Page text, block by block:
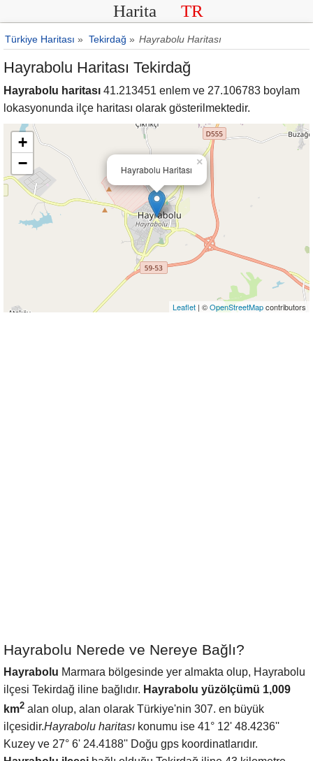
Harita TR
Türkiye Haritası » Tekirdağ » Hayrabolu Haritası
Hayrabolu Haritası Tekirdağ
Hayrabolu haritası 41.213451 enlem ve 27.106783 boylam
lokasyonunda ilçe haritası olarak gösterilmektedir.
Hayrabolu Haritası
×
+
−
Leaflet | ©OpenStreetMapcontributors
Hayrabolu Nerede ve Nereye Bağlı?
Hayrabolu Marmara bölgesinde yer almakta olup, Hayrabolu
ilçesi Tekirdağ iline bağlıdır. Hayrabolu yüzölçümü 1,009
km2 alan olup, alan olarak Türkiye'nin 307. en büyük
ilçesidir.Hayrabolu haritası konumu ise 41° 12' 48.4236''
Kuzey ve 27° 6' 24.4188'' Doğu gps koordinatlarıdır.